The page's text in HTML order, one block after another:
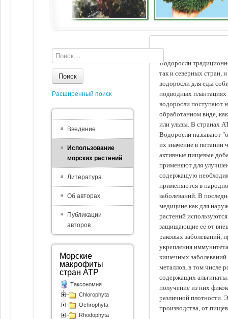
Водоросли
так и северных стран,
водоросли для еды
подводных
водоросли поступают
обработанном виде,
или ульвы. В странах
Водоросли называют
их значение в питании
активные пищевые
применяют для
содержащую
применяются в
заболеваний. В
медицине как для
растений
защищающие ее от
раковых заболеваний,
укрепления
кишечных
металлов, в том числе
содержащих
получение из них
различной плотности.
производства, от
Поиск
Расширенный поиск
Введение
Использование
морских растений
Литература
Об авторах
Публикации
авторов
Морские
макрофиты
стран АТР
Таксономия
Chlorophyta
Ochrophyta
Rhodophyta